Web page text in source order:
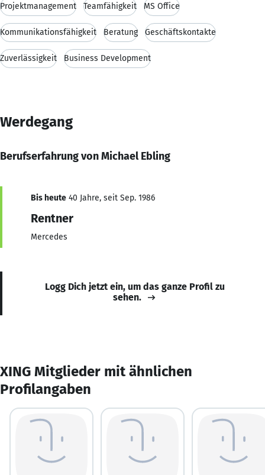
Projektmanagement Teamfähigkeit MS Office
Kommunikationsfähigkeit Beratung Geschäftskontakte
Zuverlässigkeit Business Development
Werdegang
Berufserfahrung von Michael Ebling
Bis heute 40 Jahre, seit Sep. 1986
Rentner
Mercedes
Logg Dich jetzt ein, um das ganze Profil zu
sehen.
XING Mitglieder mit ähnlichen
Profilangaben